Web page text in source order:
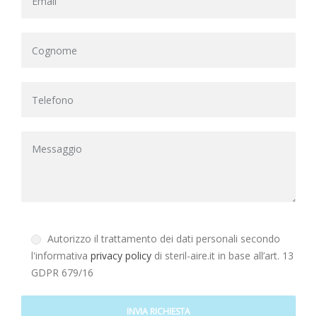
Autorizzo il trattamento dei dati personali secondo
l'informativa privacy policy di steril-aire.it in base all’art. 13
GDPR 679/16